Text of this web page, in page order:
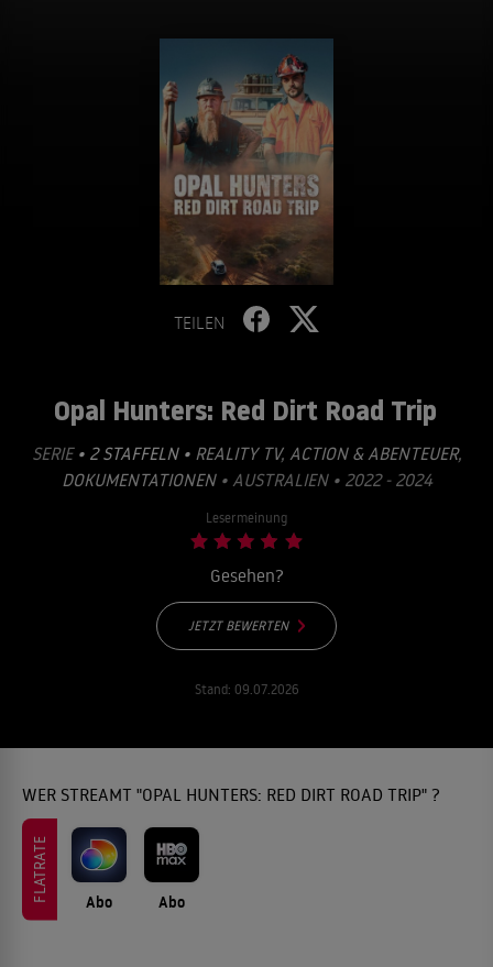
TEILEN
Opal Hunters: Red Dirt Road Trip
SERIE • 2 STAFFELN • REALITY TV, ACTION & ABENTEUER,
DOKUMENTATIONEN• AUSTRALIEN • 2022 - 2024
Lesermeinung
Gesehen?
JETZT BEWERTEN
Stand: 09.07.2026
WER STREAMT "OPAL HUNTERS: RED DIRT ROAD TRIP" ?
FLATRATE Abo Abo